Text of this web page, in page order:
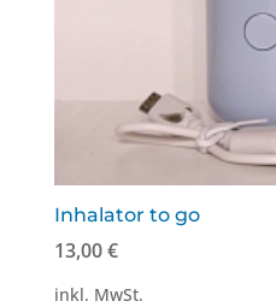
Inhalator to go
13,00€
inkl. MwSt.